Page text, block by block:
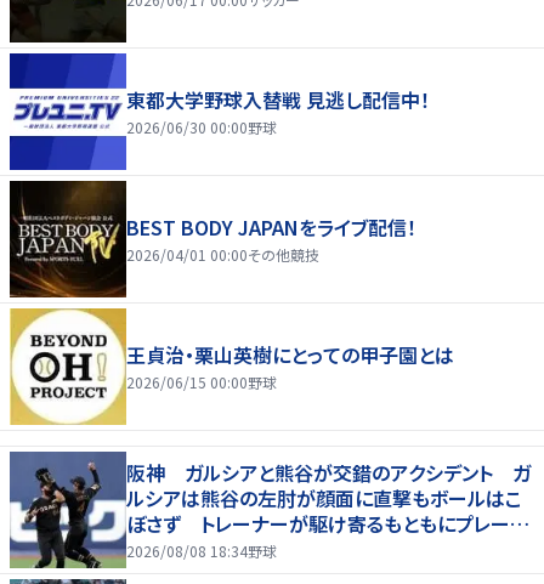
東都大学野球入替戦 見逃し配信中！
2026/06/30 00:00野球
BEST BODY JAPANをライブ配信！
2026/04/01 00:00その他競技
王貞治・栗山英樹にとっての甲子園とは
2026/06/15 00:00野球
阪神 ガルシアと熊谷が交錯のアクシデント ガ
ルシアは熊谷の左肘が顔面に直撃もボールはこ
ぼさず トレーナーが駆け寄るもともにプレー続
行 直後に３連打食らう
2026/08/08 18:34野球